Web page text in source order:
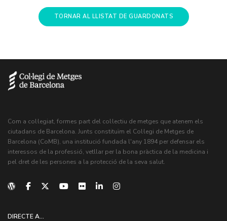
TORNAR AL LLISTAT DE GUARDONATS
Com a col·legiat, formes part del col·lectiu de metges que atenem els
ciutadans de Barcelona. Junts constituïm el Col·legi de Metges de
Barcelona (CoMB), una institució fundada l'any 1894 per defensar els
interessos de la professió, vetllar per la bona pràctica de la medicina i
pel dret de les persones a la protecció de la seva salut.
DIRECTE A...